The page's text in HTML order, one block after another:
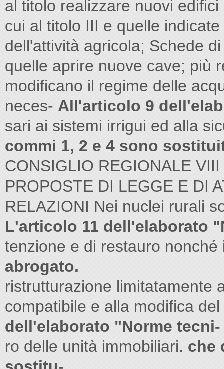
al titolo realizzare nuovi
cui al titolo III e quelle
dell'attività agricola; Schede
quelle aprire nuove cave; più
modificano il regime delle
neces- All'articolo 9
sari ai sistemi irrigui ed alla
commi 1, 2 e 4 sono
CONSIGLIO REGIONALE
PROPOSTE DI LEGGE E DI
RELAZIONI Nei nuclei rurali
L'articolo 11 dell'elaborato
tenzione e di restauro
abrogato.
ristrutturazione limitatamente
compatibile e alla modifica
dell'elaborato "Norme tecni-
ro delle unità immobiliari. che